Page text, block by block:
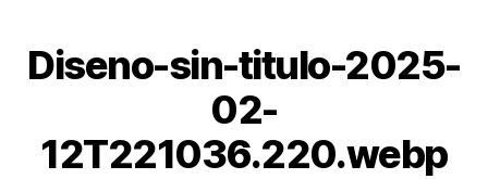
Diseno-sin-titulo-2025-
02-
12T221036.220.webp